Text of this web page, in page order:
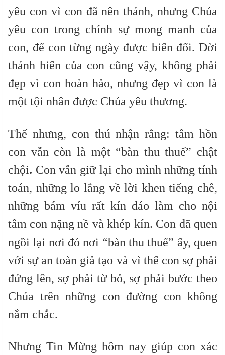
yêu con vì con đã nên thánh, nhưng Chúa
yêu con trong chính sự mong manh của
con, để con từng ngày được biến đổi. Đời
thánh hiến của con cũng vậy, không phải
đẹp vì con hoàn hảo, nhưng đẹp vì con là
một tội nhân được Chúa yêu thương.
Thế nhưng, con thú nhận rằng:tâm hồn
con vẫn còn là một “bàn thu thuế” chật
chội. Con vẫn giữ lại cho mình những tính
toán, những lo lắng về lời khen tiếng chê,
những bám víu rất kín đáo làm cho nội
tâm con nặng nề và khép kín. Con đã quen
ngồi lại nơi đó nơi “bàn thu thuế” ấy, quen
với sự an toàn giả tạo và vì thế con sợ phải
đứng lên, sợ phải từ bỏ, sợ phải bước theo
Chúa trên những con đường con không
nắm chắc.
Nhưng Tin Mừng hôm nay giúp con xác